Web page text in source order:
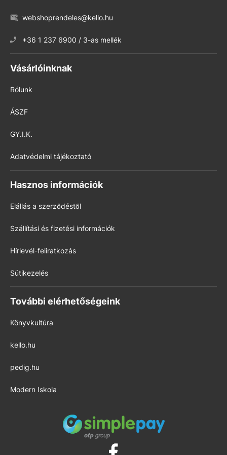
webshoprendeles@kello.hu
+36 1 237 6900 / 3-as mellék
Vásárlóinknak
Rólunk
ÁSZF
GY.I.K.
Adatvédelmi tájékoztató
Hasznos információk
Elállás a szerződéstől
Szállítási és fizetési információk
Hírlevél-feliratkozás
Sütikezelés
További elérhetőségeink
Könyvkultúra
kello.hu
pedig.hu
Modern Iskola